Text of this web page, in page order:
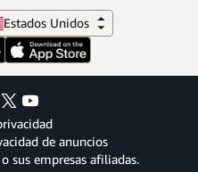
Estados Unidos
de anuncios
sus empresas afiliadas.